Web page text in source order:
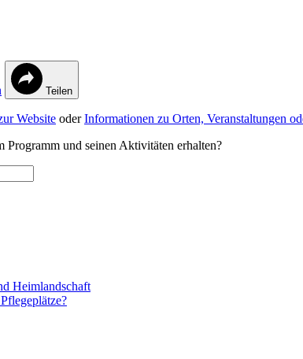
Teilen
Website oderInformationen zu Orten, Veranstaltungen
Programm und seinen Aktivitäten erhalten?
Heimlandschaft